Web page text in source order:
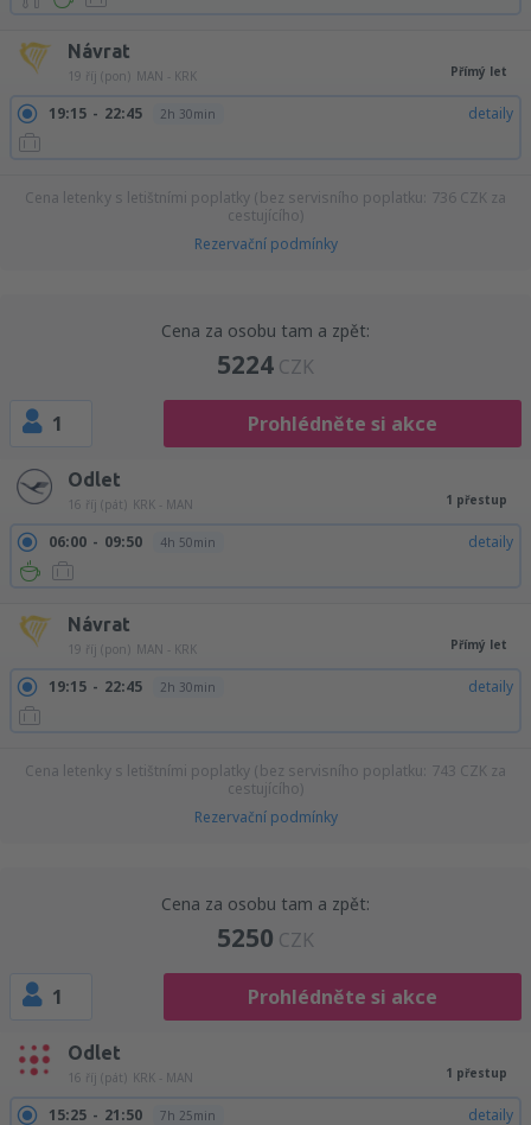
Návrat
19 říj (pon) MAN - KRK Přímý let
19:15 22:45 2h 30min detaily
Cena letenky s letištními poplatky (bez servisního poplatku: 736 CZK za
cestujícího)
Rezervační podmínky
Cena za osobu tam a zpět:
5224 CZK
1 Prohlédněte si akce
Odlet
16 říj (pát) KRK - MAN 1 přestup
06:00 09:50 4h 50min detaily
Návrat
19 říj (pon) MAN - KRK Přímý let
19:15 22:45 2h 30min detaily
Cena letenky s letištními poplatky (bez servisního poplatku: 743 CZK za
cestujícího)
Rezervační podmínky
Cena za osobu tam a zpět:
5250 CZK
1 Prohlédněte si akce
Odlet
16 říj (pát) KRK - MAN 1 přestup
15:25 21:50 7h 25min detaily